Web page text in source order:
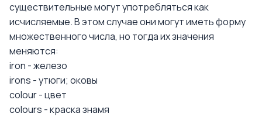
существительные могут употребляться как
исчисляемые. В этом случае они могут иметь форму
множественного числа, но тогда их значения
меняются:
iron - железо
irons - утюги; оковы
colour - цвет
colours - краска знамя